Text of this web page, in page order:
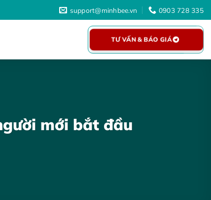
support@minhbee.vn 0903 728 335
TƯ VẤN & BÁO GIÁ
mới bắt đầu